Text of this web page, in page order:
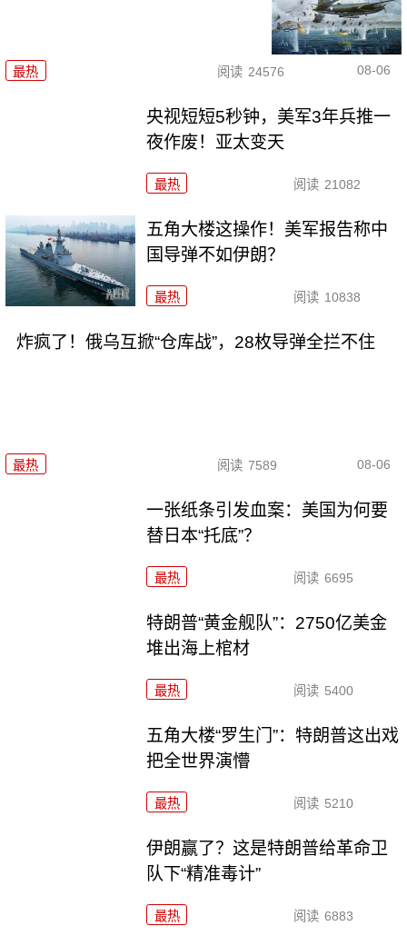
最热 阅读 24576 08-06
央视短短5秒钟，美军3年兵推一
夜作废！亚太变天
最热 阅读 21082
五角大楼这操作！美军报告称中
国导弹不如伊朗？
最热 阅读 10838
炸疯了！俄乌互掀“仓库战”，28枚导弹全拦不住
最热 阅读 7589 08-06
一张纸条引发血案：美国为何要
替日本“托底”？
最热 阅读 6695
特朗普“黄金舰队”：2750亿美金
堆出海上棺材
最热 阅读 5400
五角大楼“罗生门”：特朗普这出戏
把全世界演懵
最热 阅读 5210
伊朗赢了？这是特朗普给革命卫
队下“精准毒计”
最热 阅读 6883